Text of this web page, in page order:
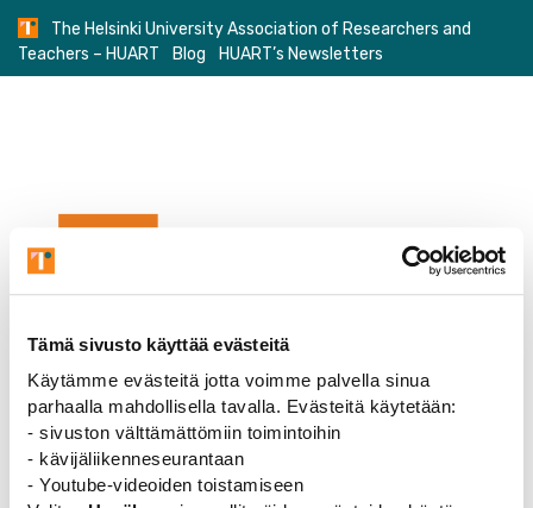
Tämä sivusto käyttää evästeitä
Käytämme evästeitä jotta voimme palvella sinua
parhaalla mahdollisella tavalla. Evästeitä käytetään:
- sivuston välttämättömiin toimintoihin
- kävijäliikenneseurantaan
- Youtube-videoiden toistamiseen
Skip
The Helsinki University Association of Researchers and
Teachers – HUART
Blog HUART’s Newsletters
FI SV